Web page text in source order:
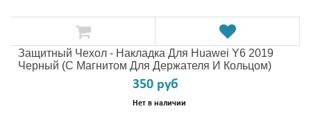
Защитный Чехол - Накладка Для Huawei Y6 2019
Черный (с Магнитом Для Держателя И Кольцом)
350 руб
Нет в наличии